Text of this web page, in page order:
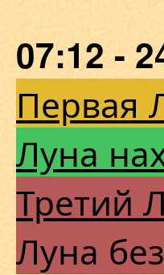
07:12 -
Первая
Луна
Третий
Луна